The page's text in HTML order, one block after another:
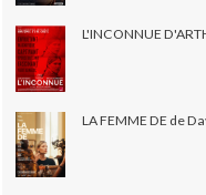
L'INCONNUE
LA FEMME DE de